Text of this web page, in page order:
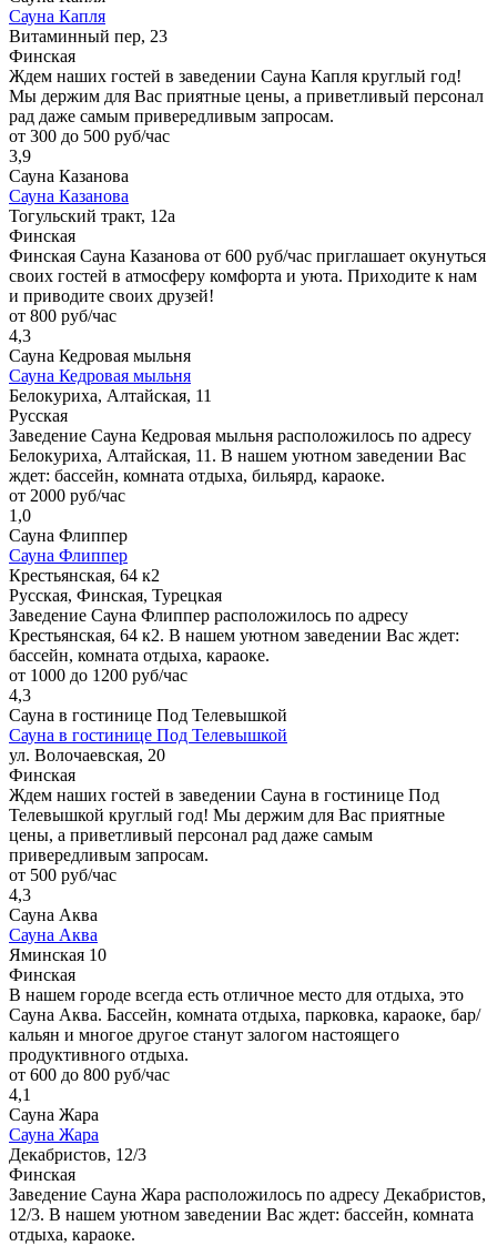
Сауна Капля
Витаминный пер, 23
Финская
Ждем наших гостей в заведении Сауна Капля круглый год!
Мы держим для Вас приятные цены, а приветливый персонал
рад даже самым привередливым запросам.
от 300 до 500 руб/час
3,9
Сауна Казанова
Сауна Казанова
Тогульский тракт, 12а
Финская
Финская Сауна Казанова от 600 руб/час приглашает окунуться
своих гостей в атмосферу комфорта и уюта. Приходите к нам
и приводите своих друзей!
от 800 руб/час
4,3
Сауна Кедровая мыльня
Сауна Кедровая мыльня
Белокуриха, Алтайская, 11
Русская
Заведение Сауна Кедровая мыльня расположилось по адресу
Белокуриха, Алтайская, 11. В нашем уютном заведении Вас
ждет: бассейн, комната отдыха, бильярд, караоке.
от 2000 руб/час
1,0
Сауна Флиппер
Сауна Флиппер
Крестьянская, 64 к2
Русская, Финская, Турецкая
Заведение Сауна Флиппер расположилось по адресу
Крестьянская, 64 к2. В нашем уютном заведении Вас ждет:
бассейн, комната отдыха, караоке.
от 1000 до 1200 руб/час
4,3
Сауна в гостинице Под Телевышкой
Сауна в гостинице Под Телевышкой
ул. Волочаевская, 20
Финская
Ждем наших гостей в заведении Сауна в гостинице Под
Телевышкой круглый год! Мы держим для Вас приятные
цены, а приветливый персонал рад даже самым
привередливым запросам.
от 500 руб/час
4,3
Сауна Аква
Сауна Аква
Яминская 10
Финская
В нашем городе всегда есть отличное место для отдыха, это
Сауна Аква. Бассейн, комната отдыха, парковка, караоке, бар/
кальян и многое другое станут залогом настоящего
продуктивного отдыха.
от 600 до 800 руб/час
4,1
Сауна Жара
Сауна Жара
Декабристов, 12/3
Финская
Заведение Сауна Жара расположилось по адресу Декабристов,
12/3. В нашем уютном заведении Вас ждет: бассейн, комната
отдыха, караоке.